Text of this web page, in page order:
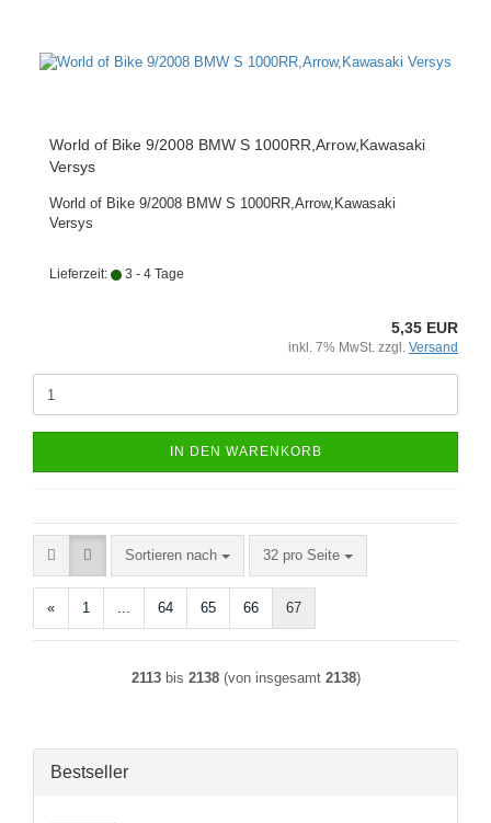
World of Bike 9/2008 BMW S 1000RR,Arrow,Kawasaki
Versys
World of Bike 9/2008 BMW S 1000RR,Arrow,Kawasaki
Versys
Lieferzeit: 3 - 4 Tage
5,35 EUR
inkl. 7% MwSt. zzgl. Versand
IN DEN WARENKORB
Sortieren nach
Sortieren nach 32 pro Seite
pro Seite
« 1 ... 64 65 66 67
2113bis 2138(von insgesamt 2138)
Bestseller